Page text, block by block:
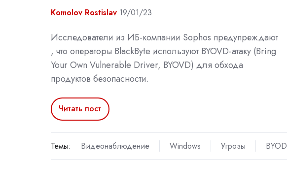
Komolov Rostislav 19/01/23
Исследователи из ИБ-компании Sophos предупреждают
, что операторы BlackByte используют BYOVD-атаку (Bring
Your Own Vulnerable Driver, BYOVD) для обхода
продуктов безопасности.
Читать пост
Темы: Видеонаблюдение Windows Угрозы BYOD